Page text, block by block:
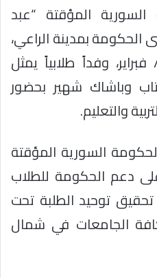
المؤقتة “عبد
بمدينة الراعي،
23 شباط/ فبراير، وفداً طلابياً يمثل
وباشاك شهير بحضور
والتعليم.
السورية المؤقتة
دعم الحكومة للطلاب
تحقيق توحيد الطلبة تحت
الجامعات في شمال